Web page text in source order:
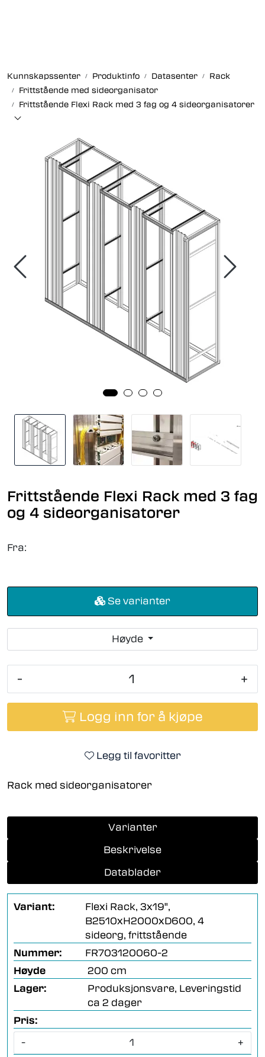
Kunnskapssenter Produktinfo Datasenter
Rack
Frittstående med sideorganisator
Frittstående Flexi Rack med 3 fag og 4 sideorganisatorer
Frittstående Flexi Rack med 3 fag
og 4 sideorganisatorer
Fra:
Se varianter
Høyde
- +
Logg inn for å kjøpe
Legg til favoritter
Rack med sideorganisatorer
Varianter
Beskrivelse
Datablader
Variant:
Flexi Rack, 3x19",
B2510xH2000xD600, 4
sideorg, frittstående
Nummer:
FR703120060-2
Høyde
200 cm
Lager:
Produksjonsvare, Leveringstid
ca 2 dager
Pris:
-
+
Strukturert kabling
Industrielle produkter
Kunnskapssenter